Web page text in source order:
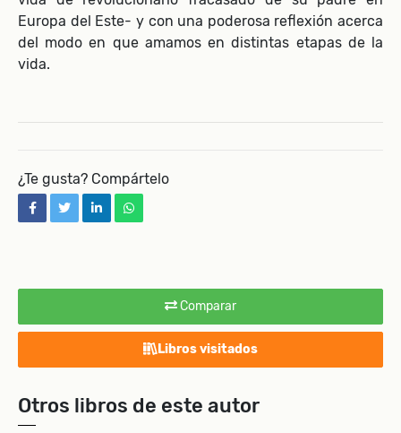
Comparar
Libros visitados
Otros libros de este autor
Europa del Este- y con una poderosa reflexión acerca
del modo en que amamos en distintas etapas de la
vida.
¿Te gusta? Compártelo
facebooktwitterlinkedinwhatsapp